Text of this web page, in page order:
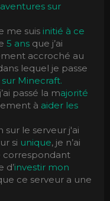
aventures sur
me suis initié à ce
5 ans que j’ai
accroché au
lequel je passe
Minecraft.
passé la majorité
à aider les
le serveur j'ai
si unique, je n’ai
correspondant
d’investir mon
ce serveur a une